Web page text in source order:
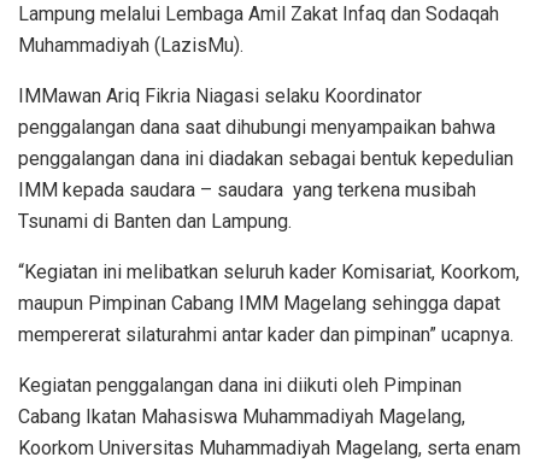
Lampung melalui Lembaga Amil Zakat Infaq dan Sodaqah
Muhammadiyah (LazisMu).
IMMawan Ariq Fikria Niagasi selaku Koordinator
penggalangan dana saat dihubungi menyampaikan bahwa
penggalangan dana ini diadakan sebagai bentuk kepedulian
IMM kepada saudara – saudara yang terkena musibah
Tsunami di Banten dan Lampung.
“Kegiatan ini melibatkan seluruh kader Komisariat, Koorkom,
maupun Pimpinan Cabang IMM Magelang sehingga dapat
mempererat silaturahmi antar kader dan pimpinan” ucapnya.
Kegiatan penggalangan dana ini diikuti oleh Pimpinan
Cabang Ikatan Mahasiswa Muhammadiyah Magelang,
Koorkom Universitas Muhammadiyah Magelang, serta enam